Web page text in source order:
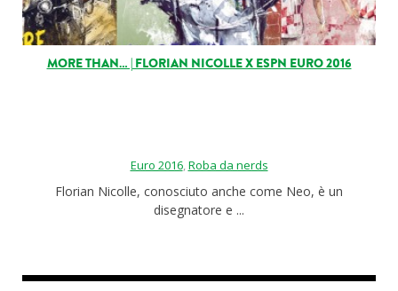
MORE THAN… | FLORIAN NICOLLE X ESPN EURO 2016
Euro 2016,Roba da nerds
Florian Nicolle, conosciuto anche come Neo, è un
disegnatore e ...